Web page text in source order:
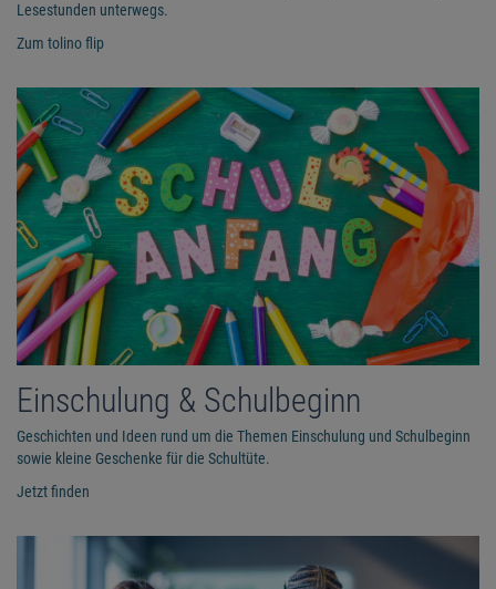
Lesestunden unterwegs.
Zum tolino flip
Einschulung & Schulbeginn
Geschichten und Ideen rund um die Themen Einschulung und Schulbeginn
sowie kleine Geschenke für die Schultüte.
Jetzt finden